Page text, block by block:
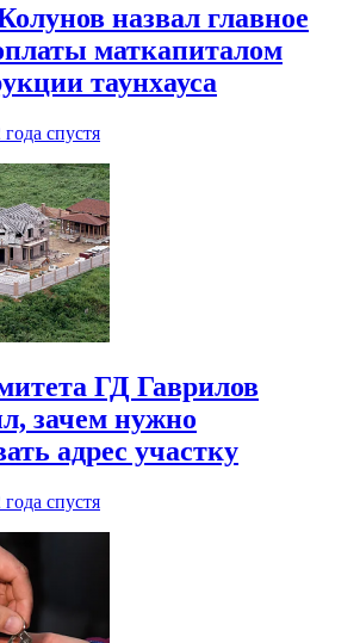
назвал главное
маткапиталом
таунхауса
года спустя
ГД Гаврилов
зачем нужно
адрес участку
года спустя